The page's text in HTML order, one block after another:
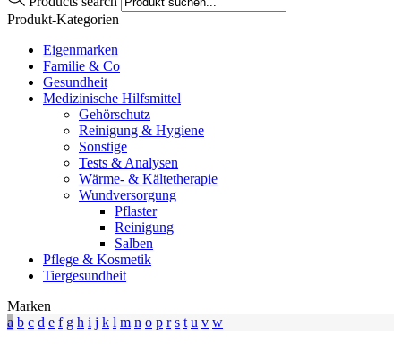
Produkt-Kategorien
Eigenmarken
Familie & Co
Gesundheit
Medizinische Hilfsmittel
Gehörschutz
Reinigung & Hygiene
Sonstige
Tests & Analysen
Wärme- & Kältetherapie
Wundversorgung
Pflaster
Reinigung
Salben
Pflege & Kosmetik
Tiergesundheit
Marken
a b c d e f g h i j k l m n o p r s t u v w